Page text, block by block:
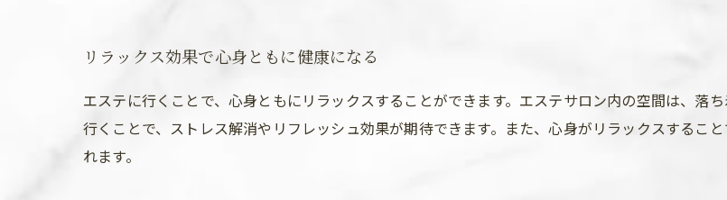
リラックス効果で心身ともに健康になる
エステに行くことで、心身ともにリラックスすることができます。エステサロン内の空間は、落
行くことで、ストレス解消やリフレッシュ効果が期待できます。また、心身がリラックスするこ
れます。